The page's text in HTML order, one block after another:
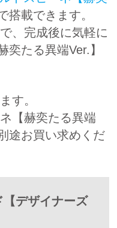
搭載できます。
、完成後に気軽に
奕たる異端Ver.】
す。
【赫奕たる異端
途お買い求めくだ
デザイナーズ